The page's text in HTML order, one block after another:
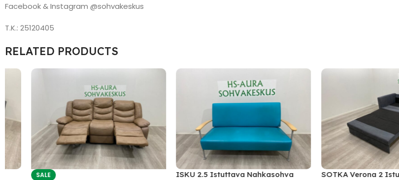
Facebook & Instagram @sohvakeskus
T.K.: 25120405
RELATED PRODUCTS
ISKU 2.5 Istuttava Nahkasohva
SOTKA Verona 2 Istuttava